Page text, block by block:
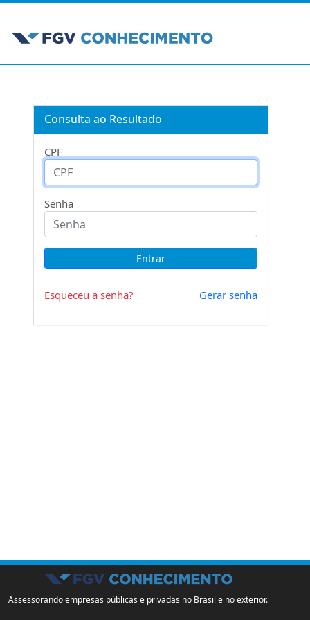
Consulta ao Resultado
CPF
Senha
Esqueceu a senha? Gerar senha
Assessorando empresas públicas e privadas no Brasil e no exterior.